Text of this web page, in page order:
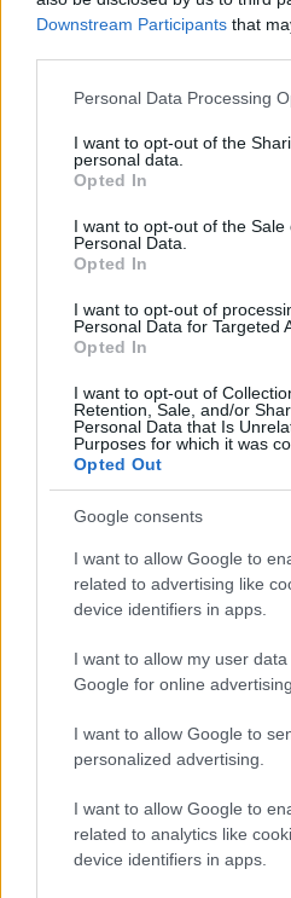
Downstream Participants that
Please note that this website/
not limited to your visit or usage
grant or deny consent to Google
use your data for below
consent section.
Personal Data Processing
I want to opt-out of the
personal data.
Opted In
I want to opt-out of the Sale
Personal Data.
Opted In
I want to opt-out of
Personal Data for Targeted
Opted In
I want to opt-out of
Retention, Sale, and/or
Personal Data that Is
Purposes for which it was
Opted Out
Google consents
I want to allow Google to
related to advertising like
device identifiers in apps.
I want to allow my user
Google for online
I want to allow Google to
personalized advertising.
I want to allow Google to
related to analytics like
device identifiers in apps.